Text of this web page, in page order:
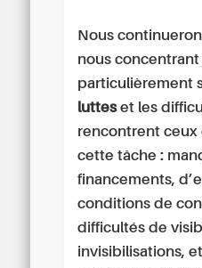
Nous
nous concentrant
particulièrement
lutteset les
rencontrent ceux
cette tâche :
financements,
conditions de
difficultés de
invisibilisations,